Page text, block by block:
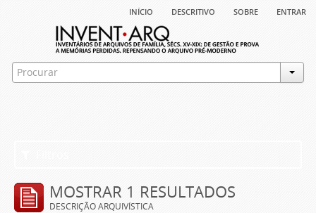
início descritivo sobre entrar
MOSTRAR 1 RESULTADOS
DESCRIÇÃO ARQUIVÍSTICA